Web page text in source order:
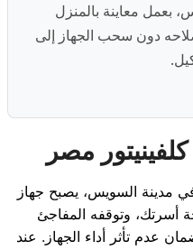
بعمل معاينة بالمنزل
دون سحب الجهاز إلى
مصر
مدينة السويس، يصبح جهاز
أسرتك، وتوقفه المفاجئ
عدم تأثر أداء الجهاز. عند